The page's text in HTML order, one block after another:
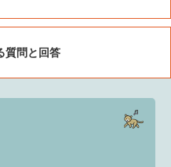
質問と回答